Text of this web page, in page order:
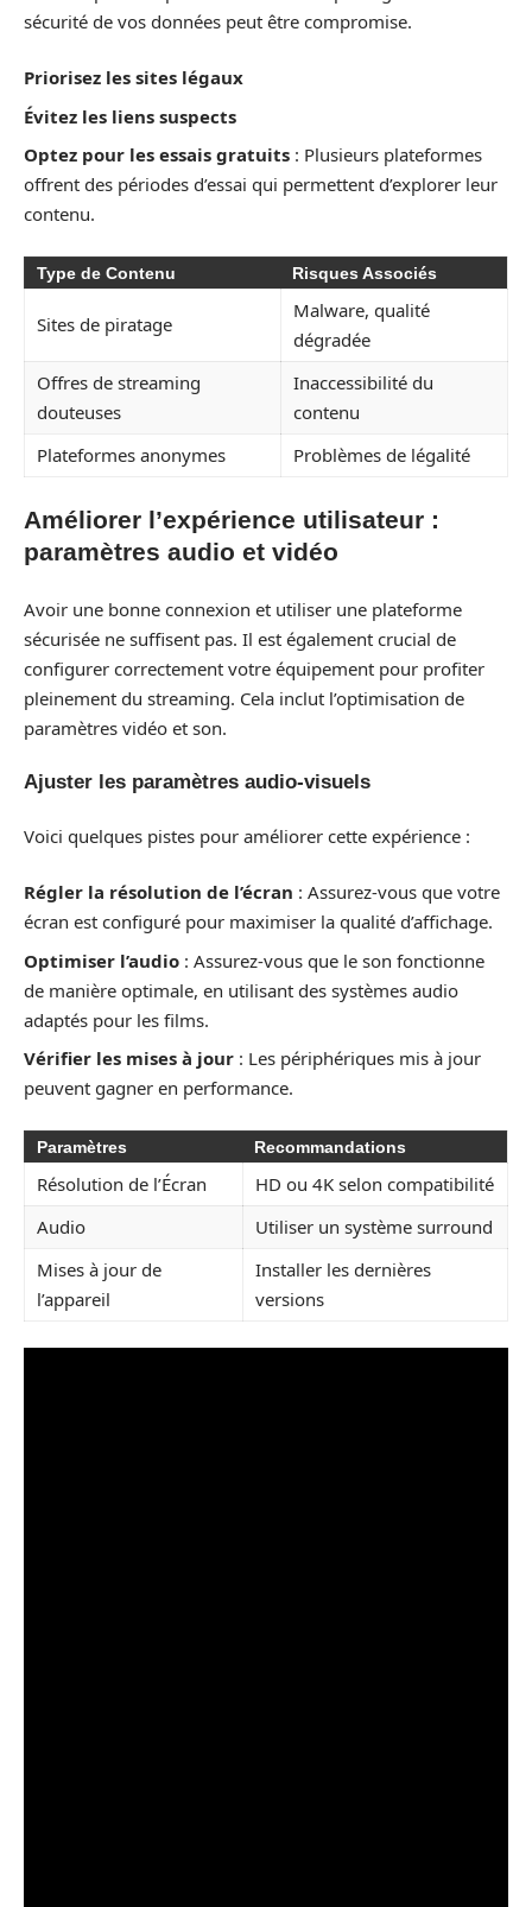
sécurité de vos données peut être compromise.
Priorisez les sites légaux
Évitez les liens suspects
Optez pour les essais gratuits : Plusieurs plateformes
offrent des périodes d’essai qui permettent d’explorer leur
contenu.
Type de Contenu Risques Associés
Sites de piratage
Malware, qualité
dégradée
Offres de streaming
douteuses
Inaccessibilité du
contenu
Plateformes anonymes
Problèmes de légalité
Améliorer l’expérience utilisateur :
paramètres audio et vidéo
Avoir une bonne connexion et utiliser une plateforme
sécurisée ne suffisent pas. Il est également crucial de
configurer correctement votre équipement pour profiter
pleinement du streaming. Cela inclut l’optimisation de
paramètres vidéo et son.
Ajuster les paramètres audio-visuels
Voici quelques pistes pour améliorer cette expérience :
Régler la résolution de l’écran : Assurez-vous que votre
écran est configuré pour maximiser la qualité d’affichage.
Optimiser l’audio : Assurez-vous que le son fonctionne
de manière optimale, en utilisant des systèmes audio
adaptés pour les films.
Vérifier les mises à jour : Les périphériques mis à jour
peuvent gagner en performance.
Paramètres Recommandations
Résolution de l’Écran
HD ou 4K selon compatibilité
Audio
Utiliser un système surround
Mises à jour de
l’appareil
Installer les dernières
versions